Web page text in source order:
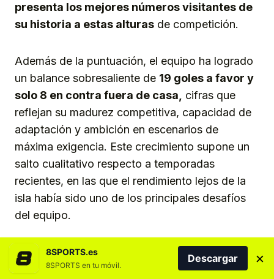
presenta los mejores números visitantes de
su historia a estas alturas de competición.
Además de la puntuación, el equipo ha logrado
un balance sobresaliente de 19 goles a favor y
solo 8 en contra fuera de casa, cifras que
reflejan su madurez competitiva, capacidad de
adaptación y ambición en escenarios de
máxima exigencia. Este crecimiento supone un
salto cualitativo respecto a temporadas
recientes, en las que el rendimiento lejos de la
isla había sido uno de los principales desafíos
del equipo.
Patri Gavira, señaló la solidez del conjunto
blanquiazul: “Creo que esta temporada nos
8SPORTS.es
8SPORTS en tu móvil.
Descargar ×